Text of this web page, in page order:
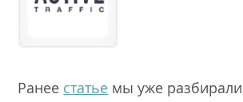
Ранее статье мы уже